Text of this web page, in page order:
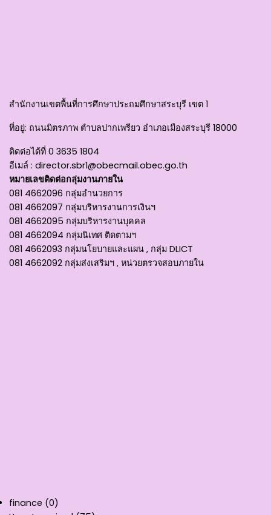
สำนักงานเขตพื้นที่การศึกษาประถมศึกษาสระบุรี เขต 1
ที่อยู่: ถนนมิตรภาพ ตำบลปากเพรียว อำเภอเมืองสระบุรี 18000
ติดต่อได้ที่ 0 3635 1804
อีเมล์ : director.sbr1@obecmail.obec.go.th
หมายเลขติดต่อกลุ่มงานภายใน
081 4662096 กลุ่มอำนวยการ
081 4662097 กลุ่มบริหารงานการเงินฯ
081 4662095 กลุ่มบริหารงานบุคคล
081 4662094 กลุ่มนิเทศ ติดตามฯ
081 4662093 กลุ่มนโยบายและแผน , กลุ่ม DLICT
081 4662092 กลุ่มส่งเสริมฯ , หน่วยตรวจสอบภายใน
finance (0)